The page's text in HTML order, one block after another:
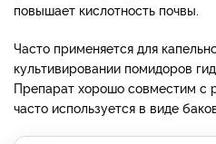
повышает кислотность почвы.
Часто применяется для
культивировании помидоров
Препарат хорошо совместим с
часто используется в виде